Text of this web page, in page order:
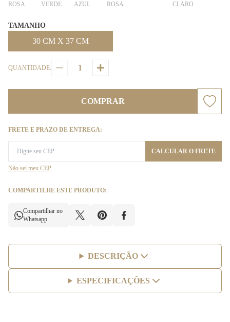
ROSA
VERDE
AZUL
ROSA
CLARO
TAMANHO
30 CM X 37 CM
QUANTIDADE:
COMPRAR
FRETE E PRAZO DE ENTREGA:
CALCULAR O FRETE
Não sei meu CEP
COMPARTILHE ESTE PRODUTO:
Compartilhar no
Whatsapp
DESCRIÇÃO
ESPECIFICAÇÕES